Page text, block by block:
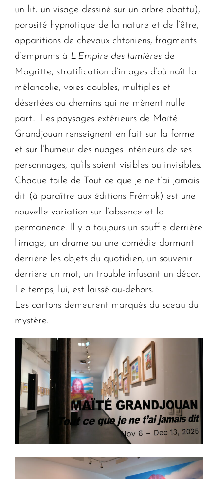
un lit, un visage dessiné sur un arbre abattu),
porosité hypnotique de la nature et de l’être,
apparitions de chevaux chtoniens, fragments
d’emprunts à L’Empire des lumières de
Magritte, stratification d’images d’où naît la
mélancolie, voies doubles, multiples et
désertées ou chemins qui ne mènent nulle
part… Les paysages extérieurs de Maïté
Grandjouan renseignent en fait sur la forme
et sur l’humeur des nuages intérieurs de ses
personnages, qu’ils soient visibles ou invisibles.
Chaque toile de Tout ce que je ne t’ai jamais
dit (à paraître aux éditions Frémok) est une
nouvelle variation sur l’absence et la
permanence. Il y a toujours un souffle derrière
l’image, un drame ou une comédie dormant
derrière les objets du quotidien, un souvenir
derrière un mot, un trouble infusant un décor.
Le temps, lui, est laissé au-dehors.
Les cartons demeurent marqués du sceau du
mystère.